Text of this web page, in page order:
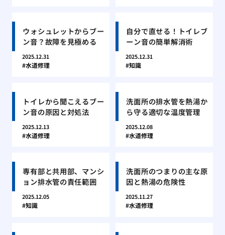
ウォシュレットからブー
ン音？故障を見極める
2025.12.31
水道修理
自分で直せる！トイレブ
ーン音の簡単解消術
2025.12.31
知識
トイレから聞こえるブー
ン音の原因と対処法
2025.12.13
水道修理
洗面所の排水管を熱湯か
ら守る適切な温度管理
2025.12.08
水道修理
専有部と共用部、マンシ
ョン排水管の責任範囲
2025.12.05
知識
洗面所のつまりの主な原
因と熱湯の危険性
2025.11.27
水道修理